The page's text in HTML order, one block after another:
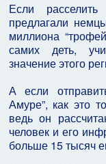
Если
предлагали
миллиона
самих деть,
значение этого
А если
Амуре”, как это
ведь он
человек и его
больше 15 тысяч